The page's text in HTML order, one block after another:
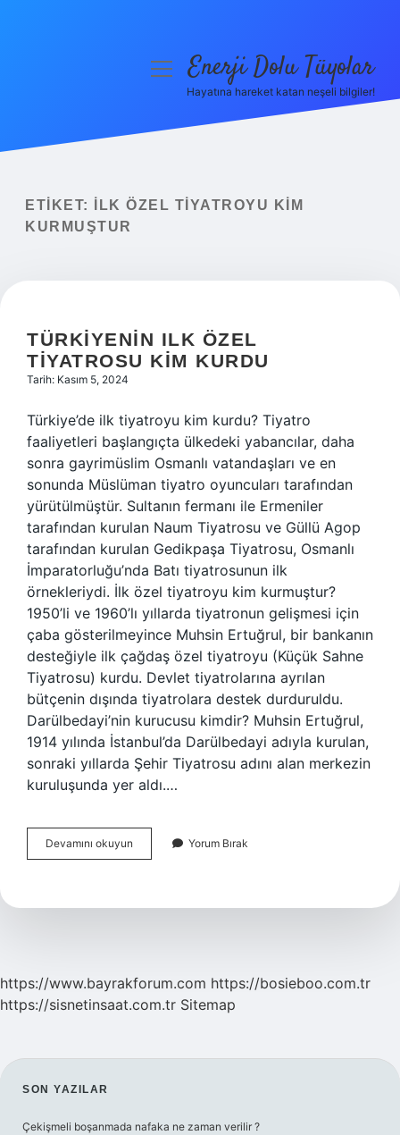
Yasal Uyarı
menüyüEnerji Dolu Tüyolar
Hayatına hareket katan neşeli bilgiler!
ETIKET:
İLK ÖZEL TIYATROYU KIM
KURMUŞTUR
TÜRKIYENIN ILK ÖZEL
TIYATROSU KIM KURDU
Tarih: Kasım 5, 2024
Türkiye’de ilk tiyatroyu kim kurdu? Tiyatro
faaliyetleri başlangıçta ülkedeki yabancılar, daha
sonra gayrimüslim Osmanlı vatandaşları ve en
sonunda Müslüman tiyatro oyuncuları tarafından
yürütülmüştür. Sultanın fermanı ile Ermeniler
tarafından kurulan Naum Tiyatrosu ve Güllü Agop
tarafından kurulan Gedikpaşa Tiyatrosu, Osmanlı
İmparatorluğu’nda Batı tiyatrosunun ilk
örnekleriydi. İlk özel tiyatroyu kim kurmuştur?
1950’li ve 1960’lı yıllarda tiyatronun gelişmesi için
çaba gösterilmeyince Muhsin Ertuğrul, bir bankanın
desteğiyle ilk çağdaş özel tiyatroyu (Küçük Sahne
Tiyatrosu) kurdu. Devlet tiyatrolarına ayrılan
bütçenin dışında tiyatrolara destek durduruldu.
Darülbedayi’nin kurucusu kimdir? Muhsin Ertuğrul,
1914 yılında İstanbul’da Darülbedayi adıyla kurulan,
sonraki yıllarda Şehir Tiyatrosu adını alan merkezin
kuruluşunda yer aldı.…
Devamını okuyun Türkiyenin
Ilk
Kim
Yorum Bırak
https://www.bayrakforum.com https://bosieboo.com.tr
https://sisnetinsaat.com.tr Sitemap
SIDEBAR
SON YAZILAR
Çekişmeli boşanmada nafaka ne zaman verilir ?